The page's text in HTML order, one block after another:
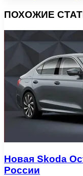
ПОХОЖИЕ
Новая Skoda
России